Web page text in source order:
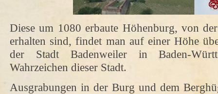
Diese um 1080 erbaute Höhenburg, von
erhalten sind, findet man auf einer Höhe
der Stadt Badenweiler in Baden-
Wahrzeichen dieser Stadt.
Ausgrabungen in der Burg und dem